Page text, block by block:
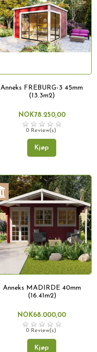
Anneks FREBURG-3 45mm
(13.3m2)
NOK78.250,00
0 Review(s)
Kjøp
Anneks MADIRDE 40mm
(16.41m2)
NOK68.000,00
0 Review(s)
Kjøp